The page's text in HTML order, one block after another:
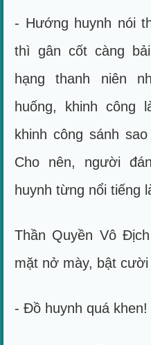
- Hướng huynh nói
thì gân cốt càng
hạng thanh niên
huống, khinh công
khinh công sánh
Cho nên, người
huynh từng nổi tiếng
Thần Quyền Vô
mặt nở mày, bật cười
- Đồ huynh quá khen!